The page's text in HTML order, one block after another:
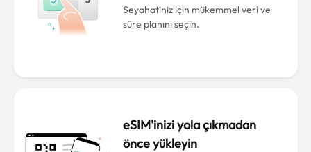
Seyahatiniz için mükemmel veri ve
süre planını seçin.
eSIM'inizi yola çıkmadan
önce yükleyin